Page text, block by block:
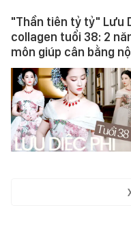
"Thần tiên tỷ tỷ" Lưu
collagen tuổi 38: 2
môn giúp cân bằng